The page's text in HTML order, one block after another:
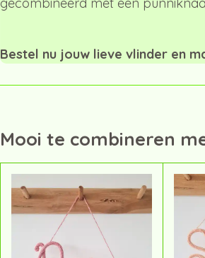
gecombineerd met een
Bestel nu jouw lieve vlinder en
Mooi te combineren